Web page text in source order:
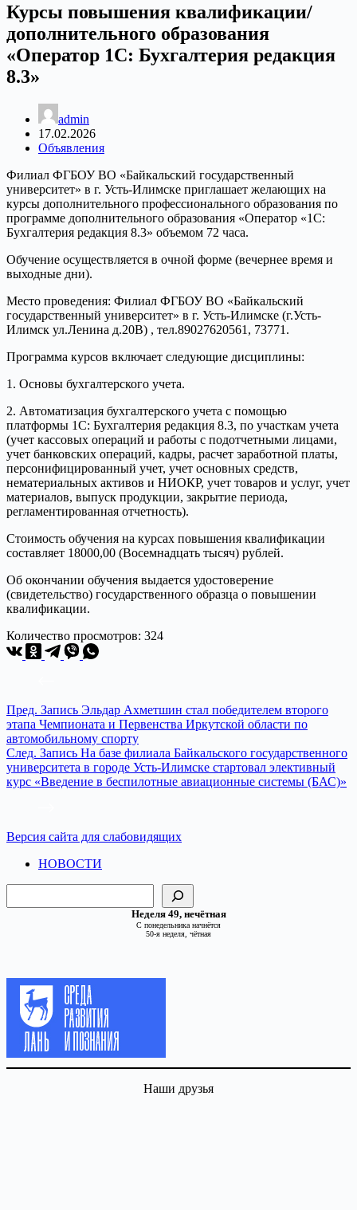
Курсы повышения квалификации/
дополнительного образования
«Оператор 1С: Бухгалтерия редакция
8.3»
admin
17.02.2026
Объявления
Филиал ФГБОУ ВО «Байкальский государственный
университет» в г. Усть-Илимске приглашает желающих на
курсы дополнительного профессионального образования по
программе дополнительного образования «Оператор «1С:
Бухгалтерия редакция 8.3» объемом 72 часа.
Обучение осуществляется в очной форме (вечернее время и
выходные дни).
Место проведения: Филиал ФГБОУ ВО «Байкальский
государственный университет» в г. Усть-Илимске (г.Усть-
Илимск ул.Ленина д.20В) , тел.89027620561, 73771.
Программа курсов включает следующие дисциплины:
1. Основы бухгалтерского учета.
2. Автоматизация бухгалтерского учета с помощью
платформы 1С: Бухгалтерия редакция 8.3, по участкам учета
(учет кассовых операций и работы с подотчетными лицами,
учет банковских операций, кадры, расчет заработной платы,
персонифицированный учет, учет основных средств,
нематериальных активов и НИОКР, учет товаров и услуг, учет
материалов, выпуск продукции, закрытие периода,
регламентированная отчетность).
Стоимость обучения на курсах повышения квалификации
составляет 18000,00 (Восемнадцать тысяч) рублей.
Об окончании обучения выдается удостоверение
(свидетельство) государственного образца о повышении
квалификации.
Количество просмотров: 324
Пред. Запись Эльдар Ахметшин стал победителем второго
этапа Чемпионата и Первенства Иркутской области по
автомобильному спорту
След. Запись На базе филиала Байкальского государственного
университета в городе Усть-Илимске стартовал элективный
курс «Введение в беспилотные авиационные системы (БАС)»
Версия сайта для слабовидящих
НОВОСТИ
Неделя 49, нечётная
С понедельника начнётся
50-я неделя, чётная
Наши друзья